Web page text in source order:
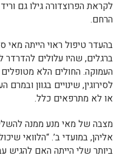
הרחם.
בהעדר טיפול ראוי הייתה
ברגלים, שהיו עלולים להדרדר
העמוקה. החולים הלא
לסירוגין, שינויים בגוון
או לא מתרפאים כלל.
מצבה של מאי מנע ממנה
אליהן, במועדי ב’. “הלוואי
ביותר שלי הייתה האם להגיש